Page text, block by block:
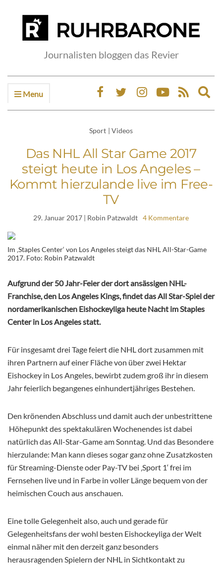
Journalisten bloggen das Revier
Menu
Sport | Videos
Das NHL All Star Game 2017
steigt heute in Los Angeles –
Kommt hierzulande live im Free-
TV
29. Januar 2017 | Robin Patzwaldt 4 Kommentare
Im ‚Staples Center‘ von Los Angeles steigt das NHL All-Star-Game
2017. Foto: Robin Patzwaldt
Aufgrund der 50 Jahr-Feier der dort ansässigen NHL-
Franchise, den Los Angeles Kings, findet das All Star-Spiel der
nordamerikanischen Eishockeyliga heute Nacht im Staples
Center in Los Angeles statt.
Für insgesamt drei Tage feiert die NHL dort zusammen mit
ihren Partnern auf einer Fläche von über zwei Hektar
Eishockey in Los Angeles, bewirbt zudem groß ihr in diesem
Jahr feierlich begangenes einhundertjähriges Bestehen.
Den krönenden Abschluss und damit auch der unbestrittene
Höhepunkt des spektakulären Wochenendes ist dabei
natürlich das All-Star-Game am Sonntag. Und das Besondere
hierzulande: Man kann dieses sogar ganz ohne Zusatzkosten
für Streaming-Dienste oder Pay-TV bei ‚Sport 1‘ frei im
Fernsehen live und in Farbe in voller Länge bequem von der
heimischen Couch aus anschauen.
Eine tolle Gelegenheit also, auch und gerade für
Gelegenheitsfans der wohl besten Eishockeyliga der Welt
einmal näher mit den derzeit ganz besonders
herausragenden Spielern der NHL in Sichtkontakt zu